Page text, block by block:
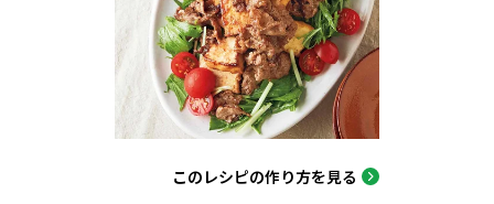
このレシピの作り方を見る